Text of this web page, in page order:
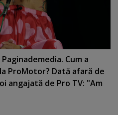
Cum a
ProMotor? Dată afară de
angajată de Pro TV: "Am